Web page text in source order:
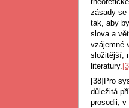
zásady se
tak, aby
slova a
vzájemné
složitější,
literatury.
[38]Pro
důležitá
prosodii,